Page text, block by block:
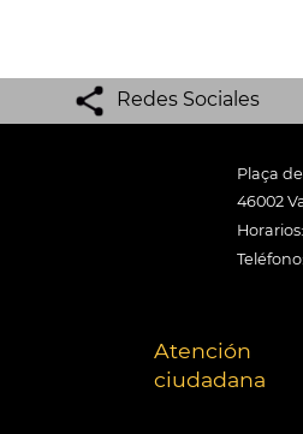
Redes Sociales
Plaça
46002
Atención
ciudadana